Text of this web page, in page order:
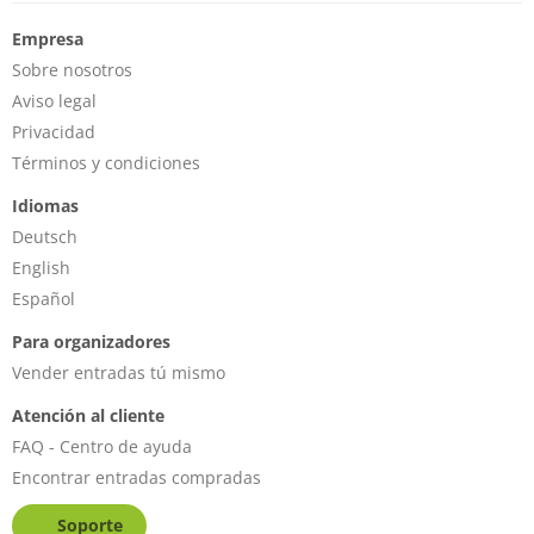
Empresa
Sobre nosotros
Aviso legal
Privacidad
Términos y condiciones
Idiomas
Deutsch
English
Español
Para organizadores
Vender entradas tú mismo
Atención al cliente
FAQ - Centro de ayuda
Encontrar entradas compradas
Soporte